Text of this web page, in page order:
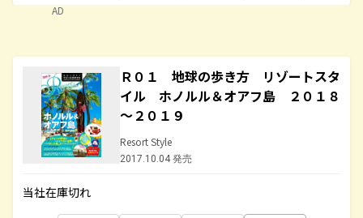
AD
Ｒ０１ 地球の歩き方 リゾートスタ
イル ホノルル＆オアフ島 ２０１８
～２０１９
Resort Style
2017.10.04 発売
当社在庫切れ